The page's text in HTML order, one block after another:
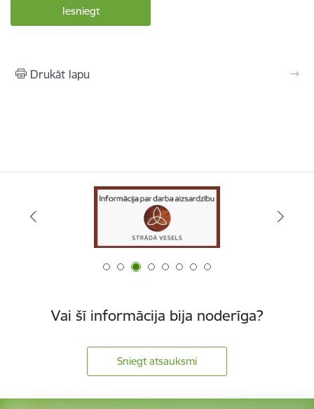
Drukāt lapu
Vai šī informācija bija noderīga?
Sniegt atsauksmi